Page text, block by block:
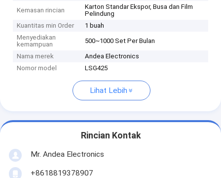
Kemasan rincian
Karton Standar Ekspor, Busa dan Film
Pelindung
Kuantitas min Order
1 buah
Menyediakan
kemampuan
500~1000 Set Per Bulan
Nama merek
Andea Electronics
Nomor model
LSG425
Lihat Lebih
Rincian Kontak
Mr. Andea Electronics
+8618819378907